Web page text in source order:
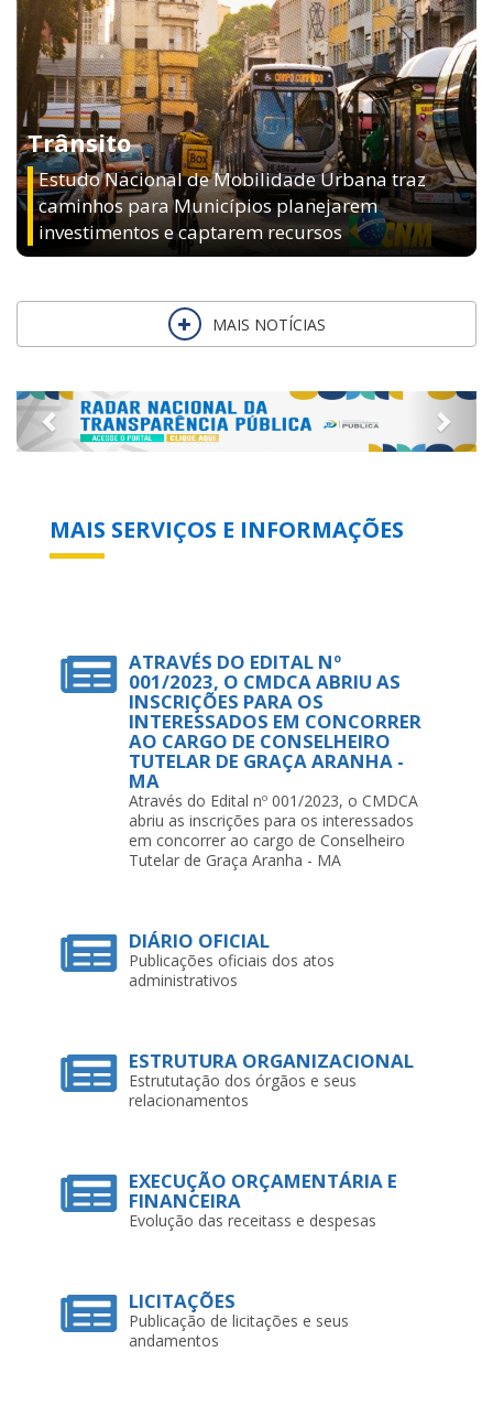
Trânsito
Estudo Nacional de Mobilidade Urbana traz
caminhos para Municípios planejarem
investimentos e captarem recursos
MAIS NOTÍCIAS
Previous Next
MAIS SERVIÇOS E INFORMAÇÕES
ATRAVÉS DO EDITAL Nº
001/2023, O CMDCA ABRIU AS
INSCRIÇÕES PARA OS
INTERESSADOS EM CONCORRER
AO CARGO DE CONSELHEIRO
TUTELAR DE GRAÇA ARANHA -
MA
Através do Edital nº 001/2023, o CMDCA
abriu as inscrições para os interessados
em concorrer ao cargo de Conselheiro
Tutelar de Graça Aranha - MA
DIÁRIO OFICIAL
Publicações oficiais dos atos
administrativos
ESTRUTURA ORGANIZACIONAL
Estrututação dos órgãos e seus
relacionamentos
EXECUÇÃO ORÇAMENTÁRIA E
FINANCEIRA
Evolução das receitass e despesas
LICITAÇÕES
Publicação de licitações e seus
andamentos